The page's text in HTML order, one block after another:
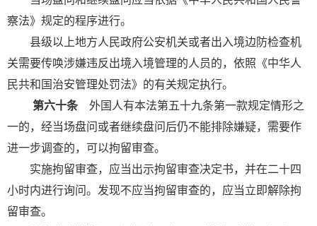
察法》规定的程序进行。
县级以上地方人民政府公安机关或者出入境边防检查机
关需要传唤涉嫌违反出境入境管理的人员的，依照《中华人
民共和国治安管理处罚法》的有关规定执行。
第六十条外国人有本法第五十九条第一款规定情形之
一的，经当场盘问或者继续盘问后仍不能排除嫌疑，需要作
进一步调查的，可以拘留审查。
实施拘留审查，应当出示拘留审查决定书，并在二十四
小时内进行询问。发现不应当拘留审查的，应当立即解除拘
留审查。